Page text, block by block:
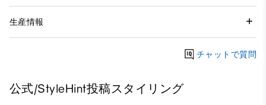
生産情報
チャットで質問
公式/StyleHint投稿スタイリング